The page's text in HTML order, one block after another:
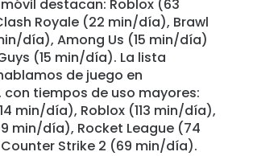
destacan: Roblox (63
Royale (22 min/día), Brawl
día), Among Us (15 min/día)
(15 min/día). La lista
de juego en
con tiempos de uso mayores:
min/día), Roblox (113 min/día),
min/día), Rocket League (74
Strike 2 (69 min/día).